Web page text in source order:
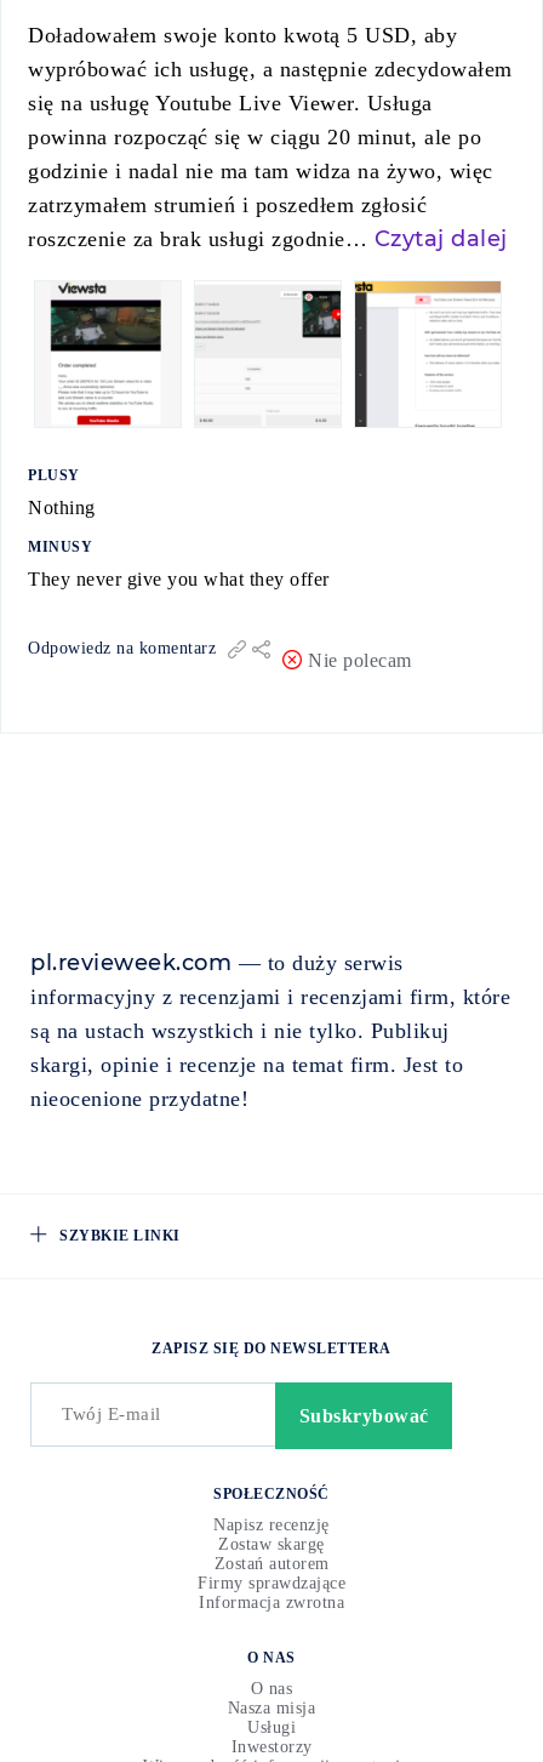
Doładowałem swoje konto kwotą 5 USD, aby
wypróbować ich usługę, a następnie zdecydowałem
się na usługę Youtube Live Viewer. Usługa
powinna rozpocząć się w ciągu 20 minut, ale po
godzinie i nadal nie ma tam widza na żywo, więc
zatrzymałem strumień i poszedłem zgłosić
roszczenie za brak usługi zgodnie… Czytaj dalej
PLUSY
Nothing
MINUSY
They never give you what they offer
Odpowiedz na komentarz
Nie polecam
pl.revieweek.com — to duży serwis
informacyjny z recenzjami i recenzjami firm, które
są na ustach wszystkich i nie tylko. Publikuj
skargi, opinie i recenzje na temat firm. Jest to
nieocenione przydatne!
SZYBKIE LINKI
SPOŁECZNOŚĆ
Napisz recenzję
Zostaw skargę
Zostań autorem
Firmy sprawdzające
Informacja zwrotna
O NAS
O nas
Nasza misja
Usługi
Inwestorzy
ZAPISZ SIĘ DO NEWSLETTERA